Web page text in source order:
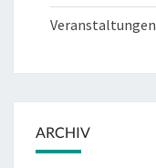
Veranstaltungen
ARCHIV